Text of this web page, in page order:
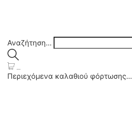
Αναζήτηση...
Περιεχόμενα καλαθιού φόρτωσης...